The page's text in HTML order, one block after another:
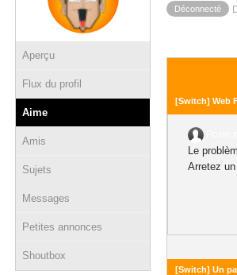
Aperçu
Flux du profil
Aime
Amis
Sujets
Messages
Petites annonces
Shoutbox
Déconnecté
[Switch] Web
Le
Arretez
[Switch] Un